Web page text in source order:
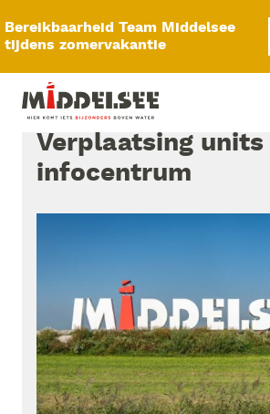
Bereikbaarheid Team Middelsee
tijdens zomervakantie
Verplaatsing units
infocentrum